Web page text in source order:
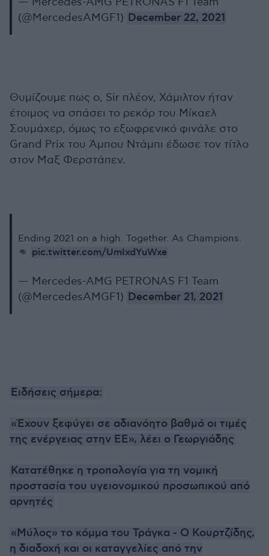
(@MercedesAMGF1) December 22, 2021
Θυμίζουμε πως ο, Sir πλέον, Χάμιλτον ήταν
έτοιμος να σπάσει το ρεκόρ του Μίκαελ
Σουμάχερ, όμως το εξωφρενικό φινάλε στο
Grand Prix του Άμπου Ντάμπι έδωσε τον τίτλο
στον Μαξ Φερστάπεν.
Ending 2021 on a high. Together. As Champions.
👊 pic.twitter.com/UmIxdYuWxe
— Mercedes-AMG PETRONAS F1 Team
(@MercedesAMGF1) December 21, 2021
Ειδήσεις σήμερα:
«Έχουν ξεφύγει σε αδιανόητο βαθμό οι τιμές
της ενέργειας στην ΕΕ», λέει ο Γεωργιάδης
Κατατέθηκε η τροπολογία για τη νομική
προστασία του υγειονομικού προσωπικού από
αρνητές
«Μύλος» το κόμμα του Τράγκα - Ο Κουρτζίδης,
η διαδοχή και οι καταγγελίες από την